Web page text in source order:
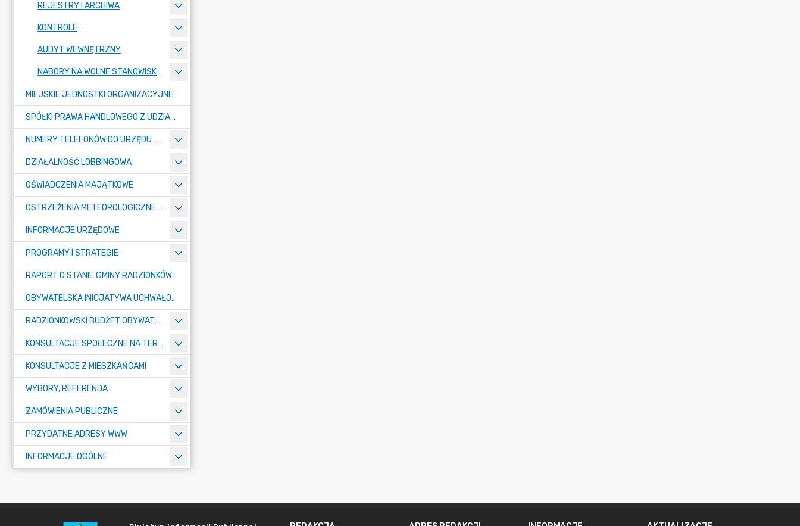
REJESTRY I ARCHIWA
KONTROLE
AUDYT WEWNĘTRZNY
NABORY NA WOLNE STANOWISKA PRACY
MIEJSKIE JEDNOSTKI ORGANIZACYJNE
SPÓŁKI PRAWA HANDLOWEGO Z UDZIAŁEM GMINY
NUMERY TELEFONÓW DO URZĘDU MIASTA, MIEJSKICH JEDNOSTEK ORGANIZACYJNYCH ORAZ SPÓŁEK PRAWA HANDLOWEGO Z UDZIAŁEM GMINY
DZIAŁALNOŚĆ LOBBINGOWA
OŚWIADCZENIA MAJĄTKOWE
OSTRZEŻENIA METEOROLOGICZNE O ZŁYM STANIE POWIETRZA I INNE
INFORMACJE URZĘDOWE
PROGRAMY I STRATEGIE
RAPORT O STANIE GMINY RADZIONKÓW
OBYWATELSKA INICJATYWA UCHWAŁODAWCZA
RADZIONKOWSKI BUDŻET OBYWATELSKI
KONSULTACJE SPOŁECZNE NA TERENIE MIASTA RADZIONKÓW
KONSULTACJE Z MIESZKAŃCAMI
WYBORY, REFERENDA
ZAMÓWIENIA PUBLICZNE
PRZYDATNE ADRESY WWW
INFORMACJE OGÓLNE